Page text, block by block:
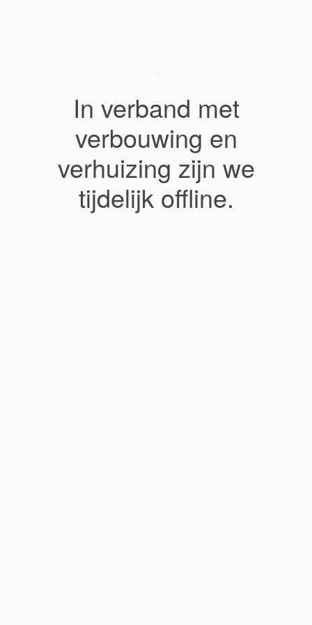
In verband met
verbouwing en
verhuizing zijn we
tijdelijk offline.